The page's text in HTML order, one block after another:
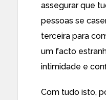
assegurar que
pessoas se
terceira para
um facto
intimidade e
Com tudo isto,